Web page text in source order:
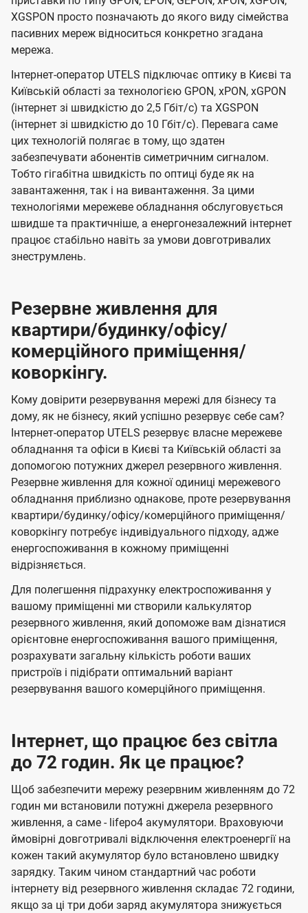
XGSPON просто позначають до якого виду сімейства
пасивних мереж відноситься конкретно згадана
мережа.
Інтернет-оператор UTELS підключає оптику в Києві та
Київській області за технологією GPON, xPON, xGPON
(інтернет зі швидкістю до 2,5 Гбіт/с) та XGSPON
(інтернет зі швидкістю до 10 Гбіт/с). Перевага саме
цих технологій полягає в тому, що здатен
забезпечувати абонентів симетричним сигналом.
Тобто гігабітна швидкість по оптиці буде як на
завантаження, так і на вивантаження. За цими
технологіями мережеве обладнання обслуговується
швидше та практичніше, а енергонезалежний інтернет
працює стабільно навіть за умови довготривалих
знеструмлень.
Резервне живлення для
квартири/будинку/офісу/
комерційного приміщення/
коворкінгу.
Кому довірити резервування мережі для бізнесу та
дому, як не бізнесу, який успішно резервує себе сам?
Інтернет-оператор UTELS резервує власне мережеве
обладнання та офіси в Києві та Київській області за
допомогою потужних джерел резервного живлення.
Резервне живлення для кожної одиниці мережевого
обладнання приблизно однакове, проте резервування
квартири/будинку/офісу/комерційного приміщення/
коворкінгу потребує індивідуального підходу, адже
енергоспоживання в кожному приміщенні
відрізняється.
Для полегшення підрахунку електроспоживання у
вашому приміщенні ми створили калькулятор
резервного живлення, який допоможе вам дізнатися
орієнтовне енергоспоживання вашого приміщення,
розрахувати загальну кількість роботи ваших
пристроїв і підібрати оптимальний варіант
резервування вашого комерційного приміщення.
Інтернет, що працює без світла
до 72 годин. Як це працює?
Щоб забезпечити мережу резервним живленням до 72
годин ми встановили потужні джерела резервного
живлення, а саме - lifepo4 акумулятори. Враховуючи
ймовірні довготривалі відключення електроенергії на
кожен такий акумулятор було встановлено швидку
зарядку. Таким чином стандартний час роботи
інтернету від резервного живлення складає 72 години,
якщо за ці три доби заряд акумулятора знижується